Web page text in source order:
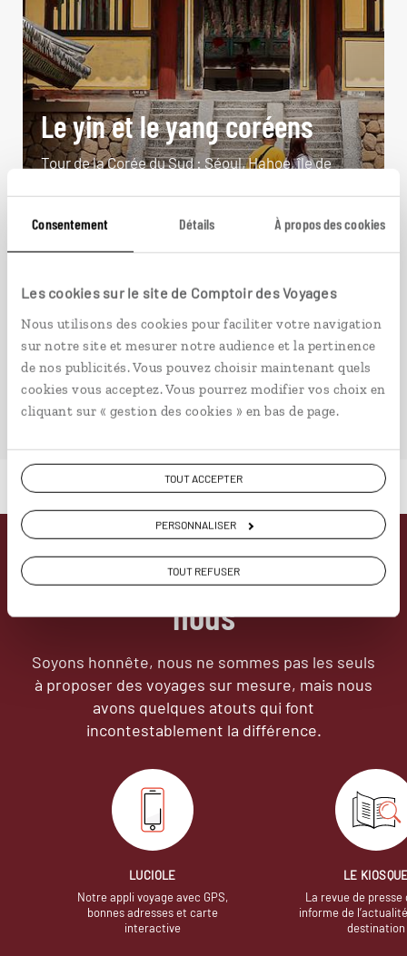
Consentement Détails À propos des cookies
Les cookies sur le site de Comptoir des Voyages
Nous utilisons des cookies pour faciliter votre navigation
sur notre site et mesurer notre audience et la pertinence
de nos publicités. Vous pouvez choisir maintenant quels
cookies vous acceptez. Vous pourrez modifier vos choix en
cliquant sur « gestion des cookies » en bas de page.
TOUT ACCEPTER
PERSONNALISER
TOUT REFUSER
Le yin et le yang coréens
Tour de la Corée du Sud : Séoul, Hahoe, île de
19 jours / 17 nuits
VOIR NOS 5 IDÉES DE VOYAGE EN CORÉE DU SUD
Pourquoi voyager avec
nous
Soyons honnête, nous ne sommes pas les seuls
à proposer des voyages sur mesure, mais nous
avons quelques atouts qui font
incontestablement la différence.
LUCIOLE
Notre appli voyage avec GPS,
bonnes adresses et carte
interactive
LE
La revue de presse
informe de
destination